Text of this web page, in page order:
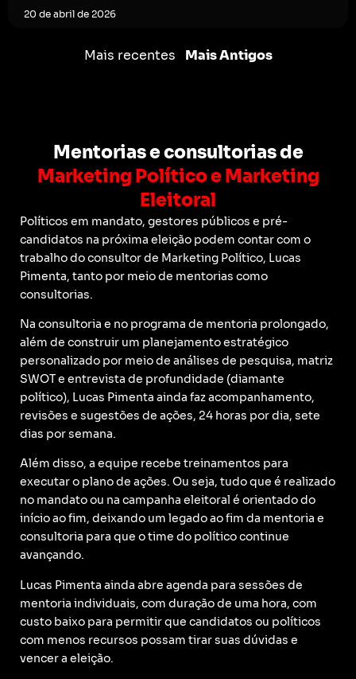
20 de abril de 2026
Mais recentes Mais Antigos
Mentorias e consultorias de
Marketing Político e Marketing
Eleitoral
Políticos em mandato, gestores públicos e pré-
candidatos na próxima eleição podem contar com o
trabalho do consultor de Marketing Político, Lucas
Pimenta, tanto por meio de mentorias como
consultorias.
Na consultoria e no programa de mentoria prolongado,
além de construir um planejamento estratégico
personalizado por meio de análises de pesquisa, matriz
SWOT e entrevista de profundidade (diamante
político), Lucas Pimenta ainda faz acompanhamento,
revisões e sugestões de ações, 24 horas por dia, sete
dias por semana.
Além disso, a equipe recebe treinamentos para
executar o plano de ações. Ou seja, tudo que é realizado
no mandato ou na campanha eleitoral é orientado do
início ao fim, deixando um legado ao fim da mentoria e
consultoria para que o time do político continue
avançando.
Lucas Pimenta ainda abre agenda para sessões de
mentoria individuais, com duração de uma hora, com
custo baixo para permitir que candidatos ou políticos
com menos recursos possam tirar suas dúvidas e
vencer a eleição.